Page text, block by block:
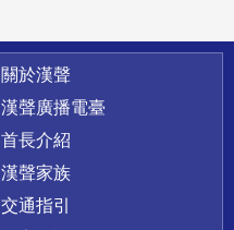
關於漢聲
漢聲廣播電臺
首長介紹
漢聲家族
交通指引